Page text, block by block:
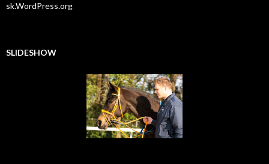
sk.WordPress.org
SLIDESHOW